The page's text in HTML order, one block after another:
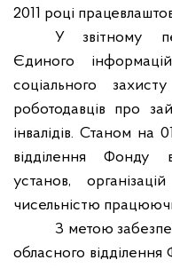
2011 році
У звітному
Єдиного
соціального
роботодавців про
інвалідів. Станом на
відділення Фонду
установ,
чисельністю
З метою
обласного